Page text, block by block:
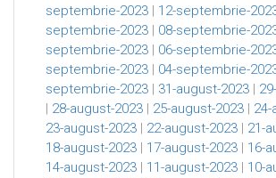
septembrie-2023 | 12-septembrie-
septembrie-2023 | 08-septembrie-
septembrie-2023 | 06-septembrie-
septembrie-2023 | 04-septembrie-
septembrie-2023 | 31-august-2023 |
| 28-august-2023 | 25-august-2023 | 24-
23-august-2023 | 22-august-2023 | 21-
18-august-2023 | 17-august-2023 | 16-
14-august-2023 | 11-august-2023 | 10-